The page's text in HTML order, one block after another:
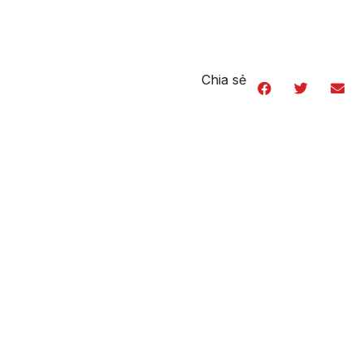
Chia sẻ